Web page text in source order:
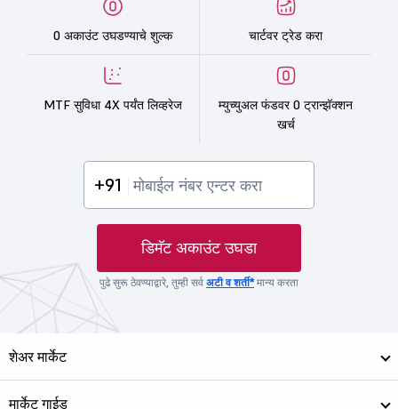
0 अकाउंट उघडण्याचे शुल्क चार्टवर ट्रेड करा
MTF सुविधा 4X पर्यंत लिव्हरेज
म्युच्युअल फंडवर 0 ट्रान्झॅक्शन
खर्च
+91
डिमॅट अकाउंट उघडा
पुढे सुरू ठेवण्याद्वारे, तुम्ही सर्व अटी व शर्ती*मान्य करता
शेअर मार्केट
मार्केट गाईड